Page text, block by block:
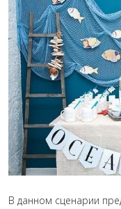
В данном сценарии